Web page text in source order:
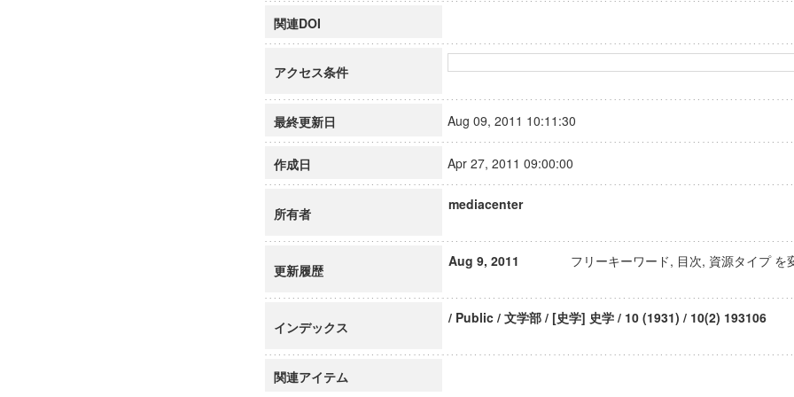
関連DOI
アクセス条件
最終更新日 Aug 09, 2011 10:11:30
作成日 Apr 27, 2011 09:00:00
所有者
mediacenter
更新履歴
Aug 9, 2011 フリーキーワード, 目次, 資源タイプ を
インデックス
/ Public / 文学部 / [史学] 史学 / 10 (1931) / 10(2) 193106
関連アイテム